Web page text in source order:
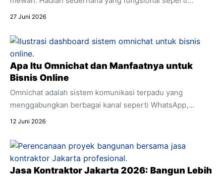
skincare sering kali jauh lebih berkesan. Temukan alasan
dijadikan kado spesial untuk mendukung aktivitasnya.
27 Juni 2026
Apa Itu Omnichat dan Manfaatnya untuk
Bisnis Online
Omnichat adalah sistem komunikasi terpadu yang
menggabungkan berbagai kanal seperti WhatsApp,
Instagram, dan live chat ke dalam satu dashboard.
perbedaannya dengan multichannel, dan manfaat
utamanya untuk efisiensi bisnis online Anda.
12 Juni 2026
Jasa Kontraktor Jakarta 2026: Bangun Lebih